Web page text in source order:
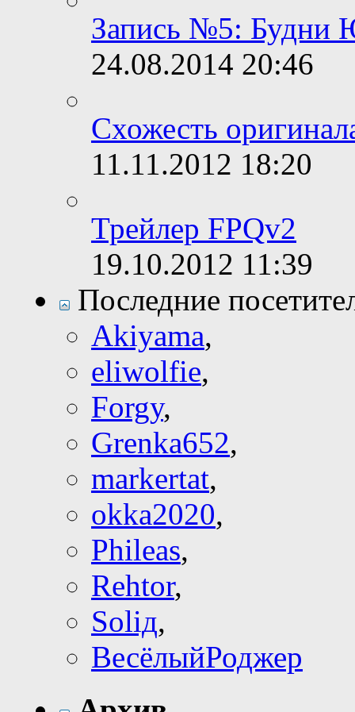
Запись №5: Будни
24.08.2014 20:46
Схожесть
11.11.2012 18:20
Трейлер FPQv2
19.10.2012 11:39
Последние
Akiyama,
eliwolfie,
Forgy,
Grenka652,
markertat,
okka2020,
Phileas,
Rehtor,
Soliд,
ВесёлыйРоджер